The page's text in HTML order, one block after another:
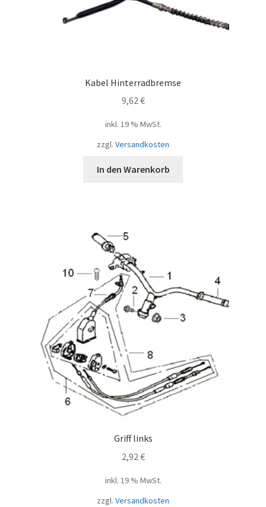
Kabel Hinterradbremse
9,62€
inkl. 19 % MwSt.
zzgl. Versandkosten
In den Warenkorb
Griff links
2,92€
inkl. 19 % MwSt.
zzgl. Versandkosten